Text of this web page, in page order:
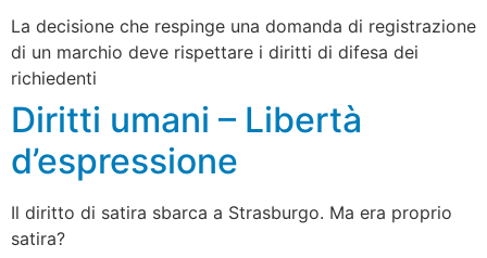
La decisione che respinge una domanda di registrazione
di un marchio deve rispettare i diritti di difesa dei
richiedenti
Diritti umani – Libertà
d’espressione
Il diritto di satira sbarca a Strasburgo. Ma era proprio
satira?